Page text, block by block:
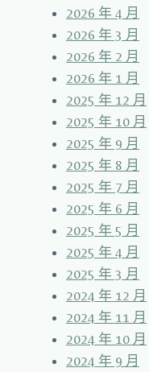
2026 年 4 月
2026 年 3 月
2026 年 2 月
2026 年 1 月
2025 年 12 月
2025 年 10 月
2025 年 9 月
2025 年 8 月
2025 年 7 月
2025 年 6 月
2025 年 5 月
2025 年 4 月
2025 年 3 月
2024 年 12 月
2024 年 11 月
2024 年 10 月
2024 年 9 月